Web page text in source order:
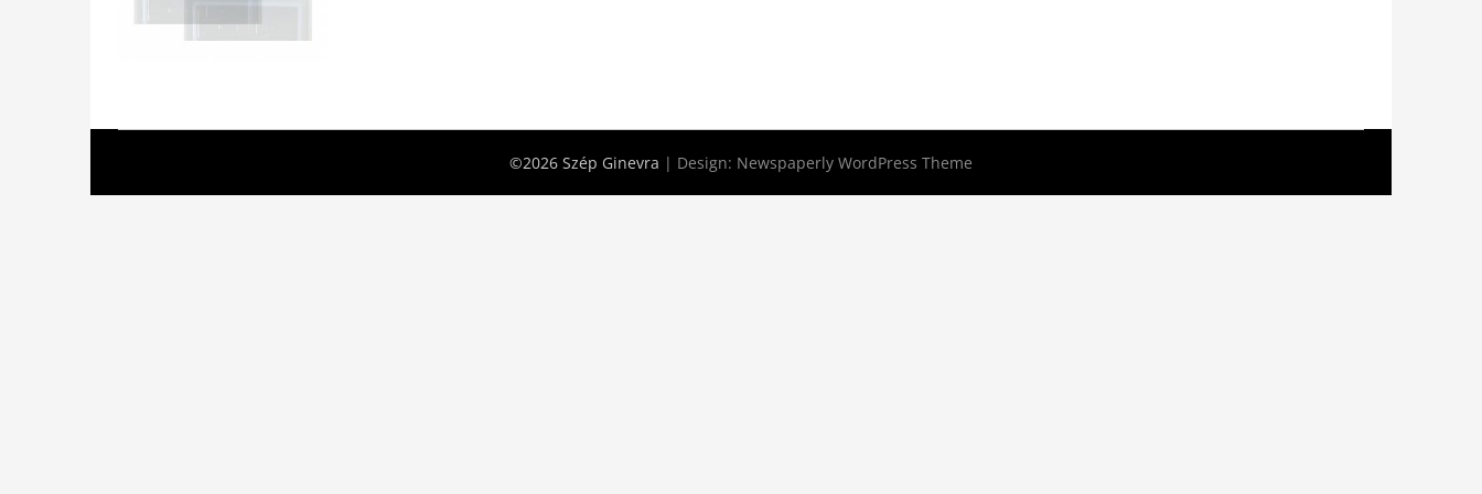
©2026 Szép Ginevra | Design: Newspaperly WordPress Theme